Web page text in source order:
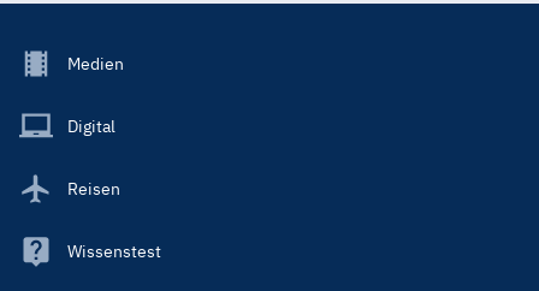
Footer
Main
Medien
Digital
Reisen
Wissenstest